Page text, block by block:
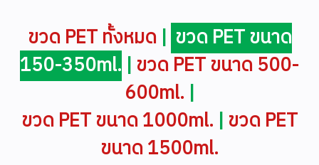
ขวด PET ทั้งหมด | ขวด PET ขนาด
150-350ml. | ขวด PET ขนาด 500-
600ml. |
ขวด PET ขนาด 1000ml. | ขวด PET
ขนาด 1500ml.